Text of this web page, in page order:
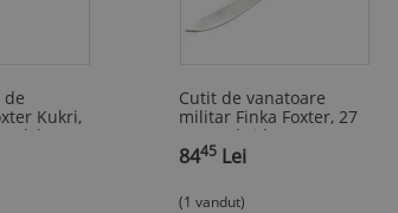
de
Kukri,
husa
Cutit de vanatoare
militar Finka Foxter, 27
cm, otel si lemn, teaca
inclusa
8445 Lei
(1 vandut)